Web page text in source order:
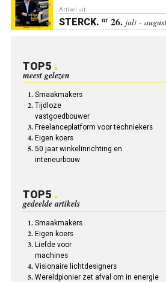
Artikel uit:
STERCK. nr26. juli -
TOP5
meest gelezen
Smaakmakers
Tijdloze
­vastgoedbouwer
Freelanceplatform voor techniekers
Eigen koers
50 jaar winkelinrichting en
interieurbouw
TOP5
gedeelde artikels
Smaakmakers
Eigen koers
Liefde voor
machines
Visionaire lichtdesigners
Wereldpionier zet afval om in energie